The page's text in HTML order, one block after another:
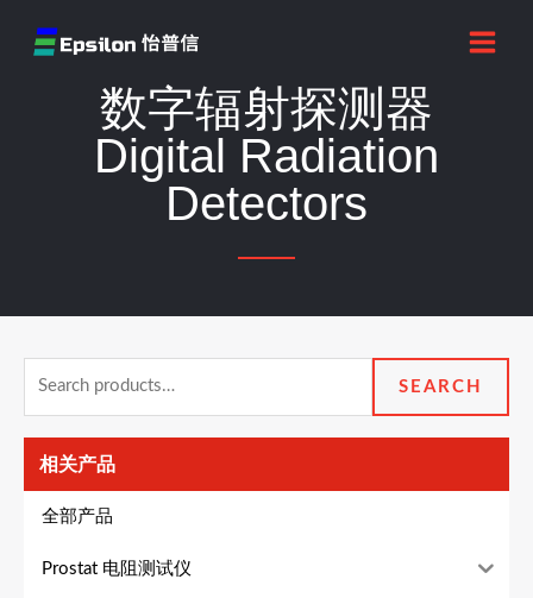
数字辐射探测器
Digital Radiation
Detectors
SEARCH
相关产品
全部产品
Prostat 电阻测试仪